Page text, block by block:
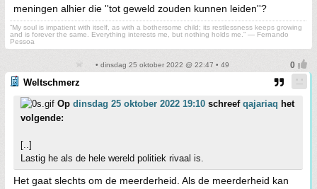
meningen alhier die ''tot geweld zouden kunnen leiden''?
“My soul is impatient with itself, as with a bothersome child; its restlessness keeps growing
and is forever the same. Everything interests me, but nothing holds me.” ― Fernando
Pessoa
• dinsdag 25 oktober 2022 @ 22:47 • 49
Weltschmerz
Op dinsdag 25 oktober 2022 19:10 schreef qajariaq het
volgende:
[..]
Lastig he als de hele wereld politiek rivaal is.
Het gaat slechts om de meerderheid. Als de meerderheid kan